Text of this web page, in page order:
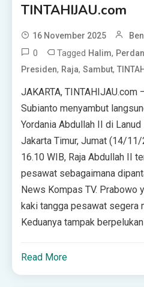
TINTAHIJAU.com
16 November 2025
0 Tagged Halim,
Presiden, Raja,Sambut,
JAKARTA,
Subianto menyambut
Yordania Abdullah II di
Jakarta Timur, Jumat (14/
16.10 WIB, Raja Abdullah II
pesawat sebagaimana
News Kompas TV. Prabowo
kaki tangga pesawat segera
Keduanya tampak
Read More